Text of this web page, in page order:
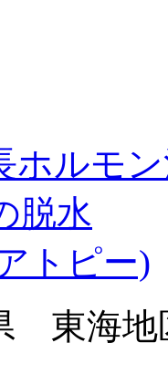
ホルモ
脱水
トピー)
東海地